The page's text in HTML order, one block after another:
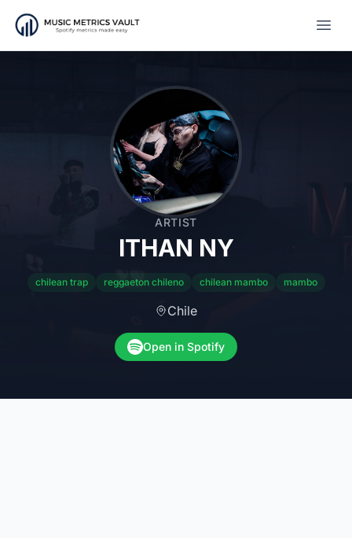
ARTIST
ITHAN NY
chilean trap reggaeton chileno chilean mambo mambo
Chile
Open in Spotify